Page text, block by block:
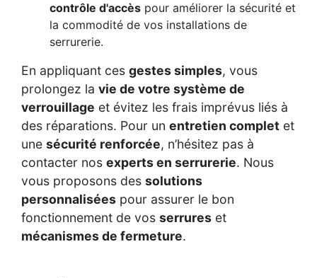
contrôle d'accès pour améliorer la sécurité et
la commodité de vos installations de
serrurerie.
En appliquant ces gestes simples, vous
prolongez la vie de votre système de
verrouillage et évitez les frais imprévus liés à
des réparations. Pour un entretien complet et
une sécurité renforcée, n’hésitez pas à
contacter nos experts en serrurerie. Nous
vous proposons des solutions
personnalisées pour assurer le bon
fonctionnement de vos serrures et
mécanismes de fermeture.